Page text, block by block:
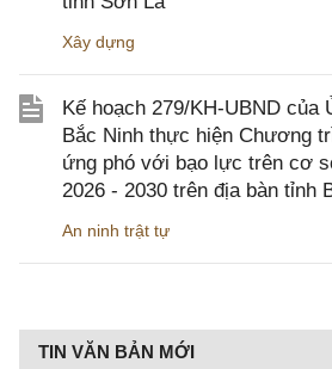
Xây dựng
Kế hoạch 279/KH-UBND của
Bắc Ninh thực hiện Chương
ứng phó với bạo lực trên cơ
2026 - 2030 trên địa bàn tỉnh
An ninh trật tự
TIN VĂN BẢN MỚI